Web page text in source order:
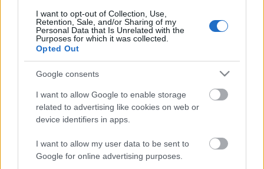
I want to opt-out of Collection, Use,
Retention, Sale, and/or Sharing of my
Personal Data that Is Unrelated with the
Purposes for which it was collected.
Opted Out
Google consents
I want to allow Google to enable storage
related to advertising like cookies on web or
device identifiers in apps.
I want to allow my user data to be sent to
Google for online advertising purposes.
mutatja be, addig a másik a Szovjetunió múltját. A
tenger alatt "Égő férfi" (Fotó:Musa.com)